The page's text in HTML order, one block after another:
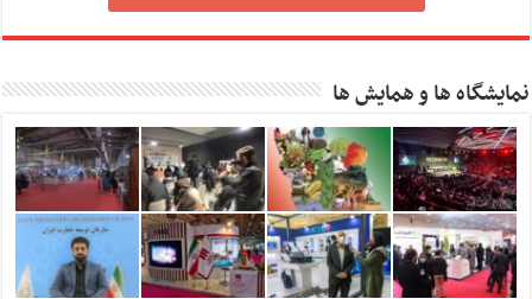
نمایشگاه ها و همایش ها